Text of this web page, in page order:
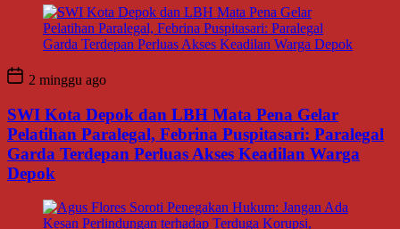
2 minggu ago
SWI Kota Depok dan LBH Mata Pena Gelar
Pelatihan Paralegal, Febrina Puspitasari: Paralegal
Garda Terdepan Perluas Akses Keadilan Warga
Depok